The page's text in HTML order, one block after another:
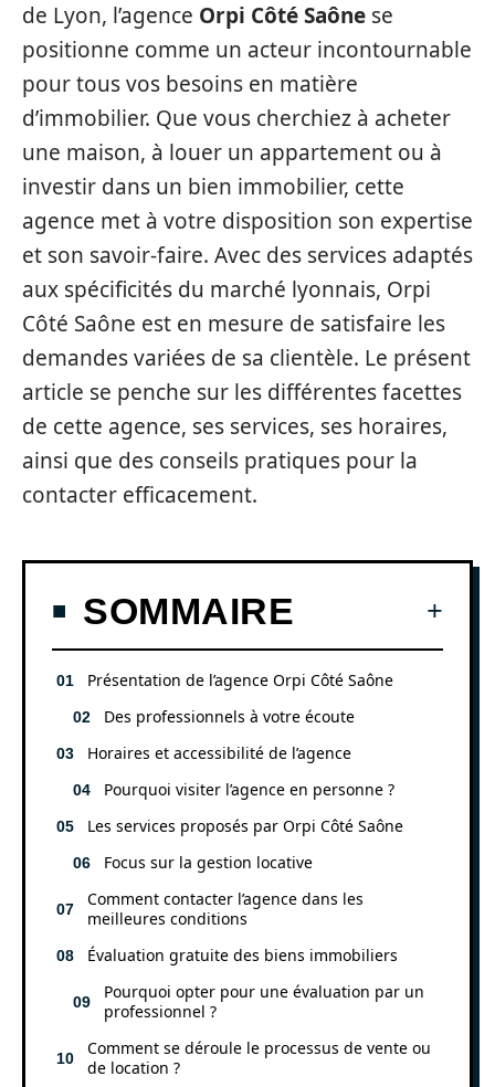
de Lyon, l’agence Orpi Côté Saône se
positionne comme un acteur incontournable
pour tous vos besoins en matière
d’immobilier. Que vous cherchiez à acheter
une maison, à louer un appartement ou à
investir dans un bien immobilier, cette
agence met à votre disposition son expertise
et son savoir-faire. Avec des services adaptés
aux spécificités du marché lyonnais, Orpi
Côté Saône est en mesure de satisfaire les
demandes variées de sa clientèle. Le présent
article se penche sur les différentes facettes
de cette agence, ses services, ses horaires,
ainsi que des conseils pratiques pour la
contacter efficacement.
SOMMAIRE
Présentation de l’agence Orpi Côté Saône
Des professionnels à votre écoute
Horaires et accessibilité de l’agence
Pourquoi visiter l’agence en personne ?
Les services proposés par Orpi Côté Saône
Focus sur la gestion locative
Comment contacter l’agence dans les
meilleures conditions
Évaluation gratuite des biens immobiliers
Pourquoi opter pour une évaluation par un
professionnel ?
Comment se déroule le processus de vente ou
de location ?